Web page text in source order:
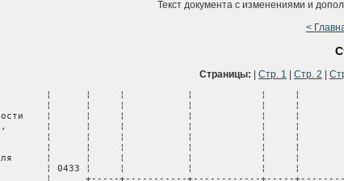
Текст документа с изменениями и
<
Страницы: Стр. 1 Стр. 2
¦                    ¦      ¦         На начало отчетного года         ¦         На конец отчетного года         ¦
¦                    ¦      +---------------------+--------------------+--------------------+--------------------+
¦                    ¦      ¦с физическими лицами ¦   с юридическими   ¦с физическими лицами¦   с юридическими   ¦
¦    Наименование    ¦ Код  ¦                     ¦       лицами       ¦                    ¦       лицами       ¦
¦     показателя     ¦строки+----------+----------+----------+---------+----------+---------+----------+---------+
¦                    ¦      ¦количество¦страховая ¦количество¦страховая¦количество¦страховая¦количество¦страховая¦
¦                    ¦      ¦договоров,¦  сумма,  ¦договоров,¦ сумма,  ¦договоров,¦ сумма,  ¦договоров,¦ сумма,  ¦
¦                    ¦      ¦  единиц  ¦  тысяч   ¦  единиц  ¦  тысяч  ¦  единиц  ¦  тысяч  ¦  единиц  ¦  тысяч  ¦
¦                    ¦      ¦          ¦  рублей  ¦          ¦ рублей  ¦          ¦ рублей  ¦          ¦ рублей  ¦
+--------------------+------+----------+----------+----------+---------+----------+---------+----------+---------+
¦         А          ¦  Б   ¦    1     ¦    2     ¦    3     ¦    4    ¦    5     ¦    6    ¦    7     ¦    8    ¦
+--------------------+------+----------+----------+----------+---------+----------+---------+----------+---------+
¦Добровольное        ¦      ¦          ¦          ¦          ¦         ¦          ¦         ¦          ¦         ¦
¦страхование         ¦      ¦          ¦          ¦          ¦         ¦          ¦         ¦          ¦         ¦
¦ответственности     ¦      ¦          ¦          ¦          ¦         ¦          ¦         ¦          ¦         ¦
¦(сумма строк 0436,  ¦      ¦          ¦          ¦          ¦         ¦          ¦         ¦          ¦         ¦
¦0437, 0441, с 0451  ¦      ¦          ¦          ¦          ¦         ¦          ¦         ¦          ¦         ¦
¦по 0454)            ¦ 0435 ¦          ¦          ¦          ¦         ¦          ¦         ¦          ¦         ¦
¦                    ¦      +----------+----------+----------+---------+----------+---------+----------+---------+
¦  В том числе:      ¦      ¦          ¦          ¦          ¦         ¦          ¦         ¦          ¦         ¦
¦                    ¦      ¦          ¦          ¦          ¦         ¦          ¦         ¦          ¦         ¦
¦  страхование       ¦      ¦          ¦          ¦          ¦         ¦          ¦         ¦          ¦         ¦
¦  гражданской       ¦      ¦          ¦          ¦          ¦         ¦          ¦         ¦          ¦         ¦
¦  ответственности   ¦      ¦          ¦          ¦          ¦         ¦          ¦         ¦          ¦         ¦
¦  владельцев        ¦      ¦          ¦          ¦          ¦         ¦          ¦         ¦          ¦         ¦
¦  транспортных      ¦      ¦          ¦          ¦          ¦         ¦          ¦         ¦          ¦         ¦
¦  средств           ¦ 0436 ¦          ¦          ¦          ¦         ¦          ¦         ¦          ¦         ¦
¦                    ¦      +----------+----------+----------+---------+----------+---------+----------+---------+
¦  страхование       ¦      ¦          ¦          ¦          ¦         ¦          ¦         ¦          ¦         ¦
¦  гражданской       ¦      ¦          ¦          ¦          ¦         ¦          ¦         ¦          ¦         ¦
¦  ответственности   ¦      ¦          ¦          ¦          ¦         ¦          ¦         ¦          ¦         ¦
¦  перевозчика и     ¦      ¦          ¦          ¦          ¦         ¦          ¦         ¦          ¦         ¦
¦  экспедитора       ¦ 0437 ¦          ¦          ¦          ¦         ¦          ¦         ¦          ¦         ¦
¦                    ¦      +----------+----------+----------+---------+----------+---------+----------+---------+
¦     в том числе:   ¦      ¦          ¦          ¦          ¦         ¦          ¦         ¦          ¦         ¦
¦                    ¦      ¦          ¦          ¦          ¦         ¦          ¦         ¦          ¦         ¦
¦     перевозчика    ¦ 0438 ¦          ¦          ¦          ¦         ¦          ¦         ¦          ¦         ¦
¦                    ¦      +----------+----------+----------+---------+----------+---------+----------+---------+
¦     экспедитора    ¦ 0439 ¦          ¦          ¦          ¦         ¦          ¦         ¦          ¦         ¦
¦                    ¦      +----------+----------+----------+---------+----------+---------+----------+---------+
¦     прочее         ¦ 0440 ¦          ¦          ¦          ¦         ¦          ¦         ¦          ¦         ¦
¦                    ¦      +----------+----------+----------+---------+----------+---------+----------+---------+
¦  страхование       ¦      ¦          ¦          ¦          ¦         ¦          ¦         ¦          ¦         ¦
¦  гражданской       ¦      ¦          ¦          ¦          ¦         ¦          ¦         ¦          ¦         ¦
¦  ответственности   ¦      ¦          ¦          ¦          ¦         ¦          ¦         ¦          ¦         ¦
¦  за причинение     ¦      ¦          ¦          ¦          ¦         ¦          ¦         ¦          ¦         ¦
¦  вреда в связи с   ¦      ¦          ¦          ¦          ¦         ¦          ¦         ¦          ¦         ¦
¦  осуществлением    ¦      ¦          ¦          ¦          ¦         ¦          ¦         ¦          ¦         ¦
¦  профессиональной  ¦      ¦          ¦          ¦          ¦         ¦          ¦         ¦          ¦         ¦
¦  деятельности      ¦      ¦          ¦          ¦          ¦         ¦          ¦         ¦          ¦         ¦
¦  (сумма строк с    ¦      ¦          ¦          ¦          ¦         ¦          ¦         ¦          ¦         ¦
¦  0442 по 0450)     ¦ 0441 ¦          ¦          ¦          ¦         ¦          ¦         ¦          ¦         ¦
¦                    ¦      +----------+----------+----------+---------+----------+---------+----------+---------+
¦     в том числе:   ¦      ¦          ¦          ¦          ¦         ¦          ¦         ¦          ¦         ¦
¦                    ¦      ¦          ¦          ¦          ¦         ¦          ¦         ¦          ¦         ¦
¦     врачей и       ¦      ¦          ¦          ¦          ¦         ¦          ¦         ¦          ¦         ¦
¦     медперсонала   ¦ 0442 ¦          ¦          ¦